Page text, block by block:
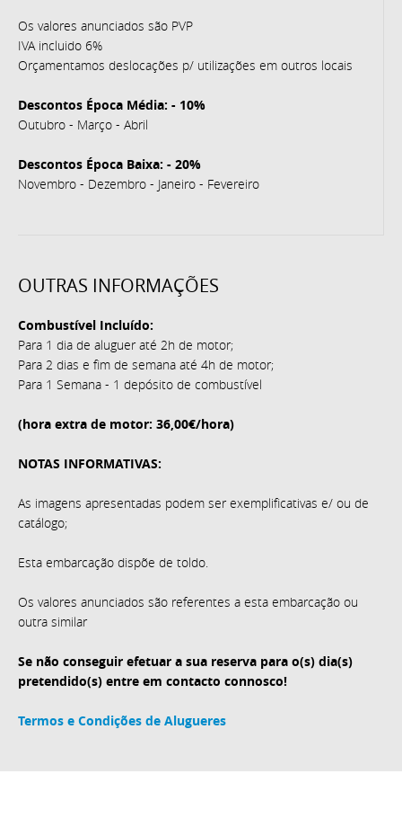
Os valores anunciados são PVP
IVA incluido 6%
Orçamentamos deslocações p/ utilizações em outros locais
Descontos Época Média: - 10%
Outubro - Março - Abril
Descontos Época Baixa: - 20%
Novembro - Dezembro - Janeiro - Fevereiro
OUTRAS INFORMAÇÕES
Combustível Incluído:
Para 1 dia de aluguer até 2h de motor;
Para 2 dias e fim de semana até 4h de motor;
Para 1 Semana - 1 depósito de combustível
(hora extra de motor: 36,00€/hora)
NOTAS INFORMATIVAS:
As imagens apresentadas podem ser exemplificativas e/ ou de
catálogo;
Esta embarcação dispõe de toldo.
Os valores anunciados são referentes a esta embarcação ou
outra similar
Se não conseguir efetuar a sua reserva para o(s) dia(s)
pretendido(s) entre em contacto connosco!
Termos e Condições de Alugueres